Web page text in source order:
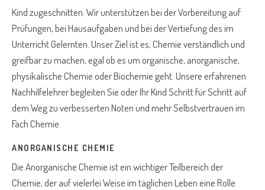
Kind zugeschnitten. Wir unterstützen bei der Vorbereitung auf
Prüfungen, bei Hausaufgaben und bei der Vertiefung des im
Unterricht Gelernten. Unser Ziel ist es, Chemie verständlich und
greifbar zu machen, egal ob es um organische, anorganische,
physikalische Chemie oder Biochemie geht. Unsere erfahrenen
Nachhilfelehrer begleiten Sie oder Ihr Kind Schritt für Schritt auf
dem Weg zu verbesserten Noten und mehr Selbstvertrauen im
Fach Chemie.
ANORGANISCHE CHEMIE
Die Anorganische Chemie ist ein wichtiger Teilbereich der
Chemie, der auf vielerlei Weise im täglichen Leben eine Rolle